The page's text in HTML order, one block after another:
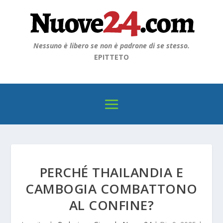
Nessuno è libero se non è padrone di se stesso.
EPITTETO
PERCHÉ THAILANDIA E
CAMBOGIA COMBATTONO
AL CONFINE?